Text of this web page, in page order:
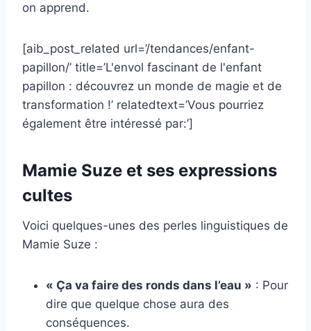
on apprend.
[aib_post_related url=’/tendances/enfant-
papillon/’ title=’L'envol fascinant de l'enfant
papillon : découvrez un monde de magie et de
transformation !’ relatedtext=’Vous pourriez
également être intéressé par:’]
Mamie Suze et ses expressions
cultes
Voici quelques-unes des perles linguistiques de
Mamie Suze :
« Ça va faire des ronds dans l’eau » : Pour
dire que quelque chose aura des
conséquences.